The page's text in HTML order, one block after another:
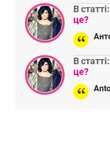
В статті:
це?
В статті:
це?